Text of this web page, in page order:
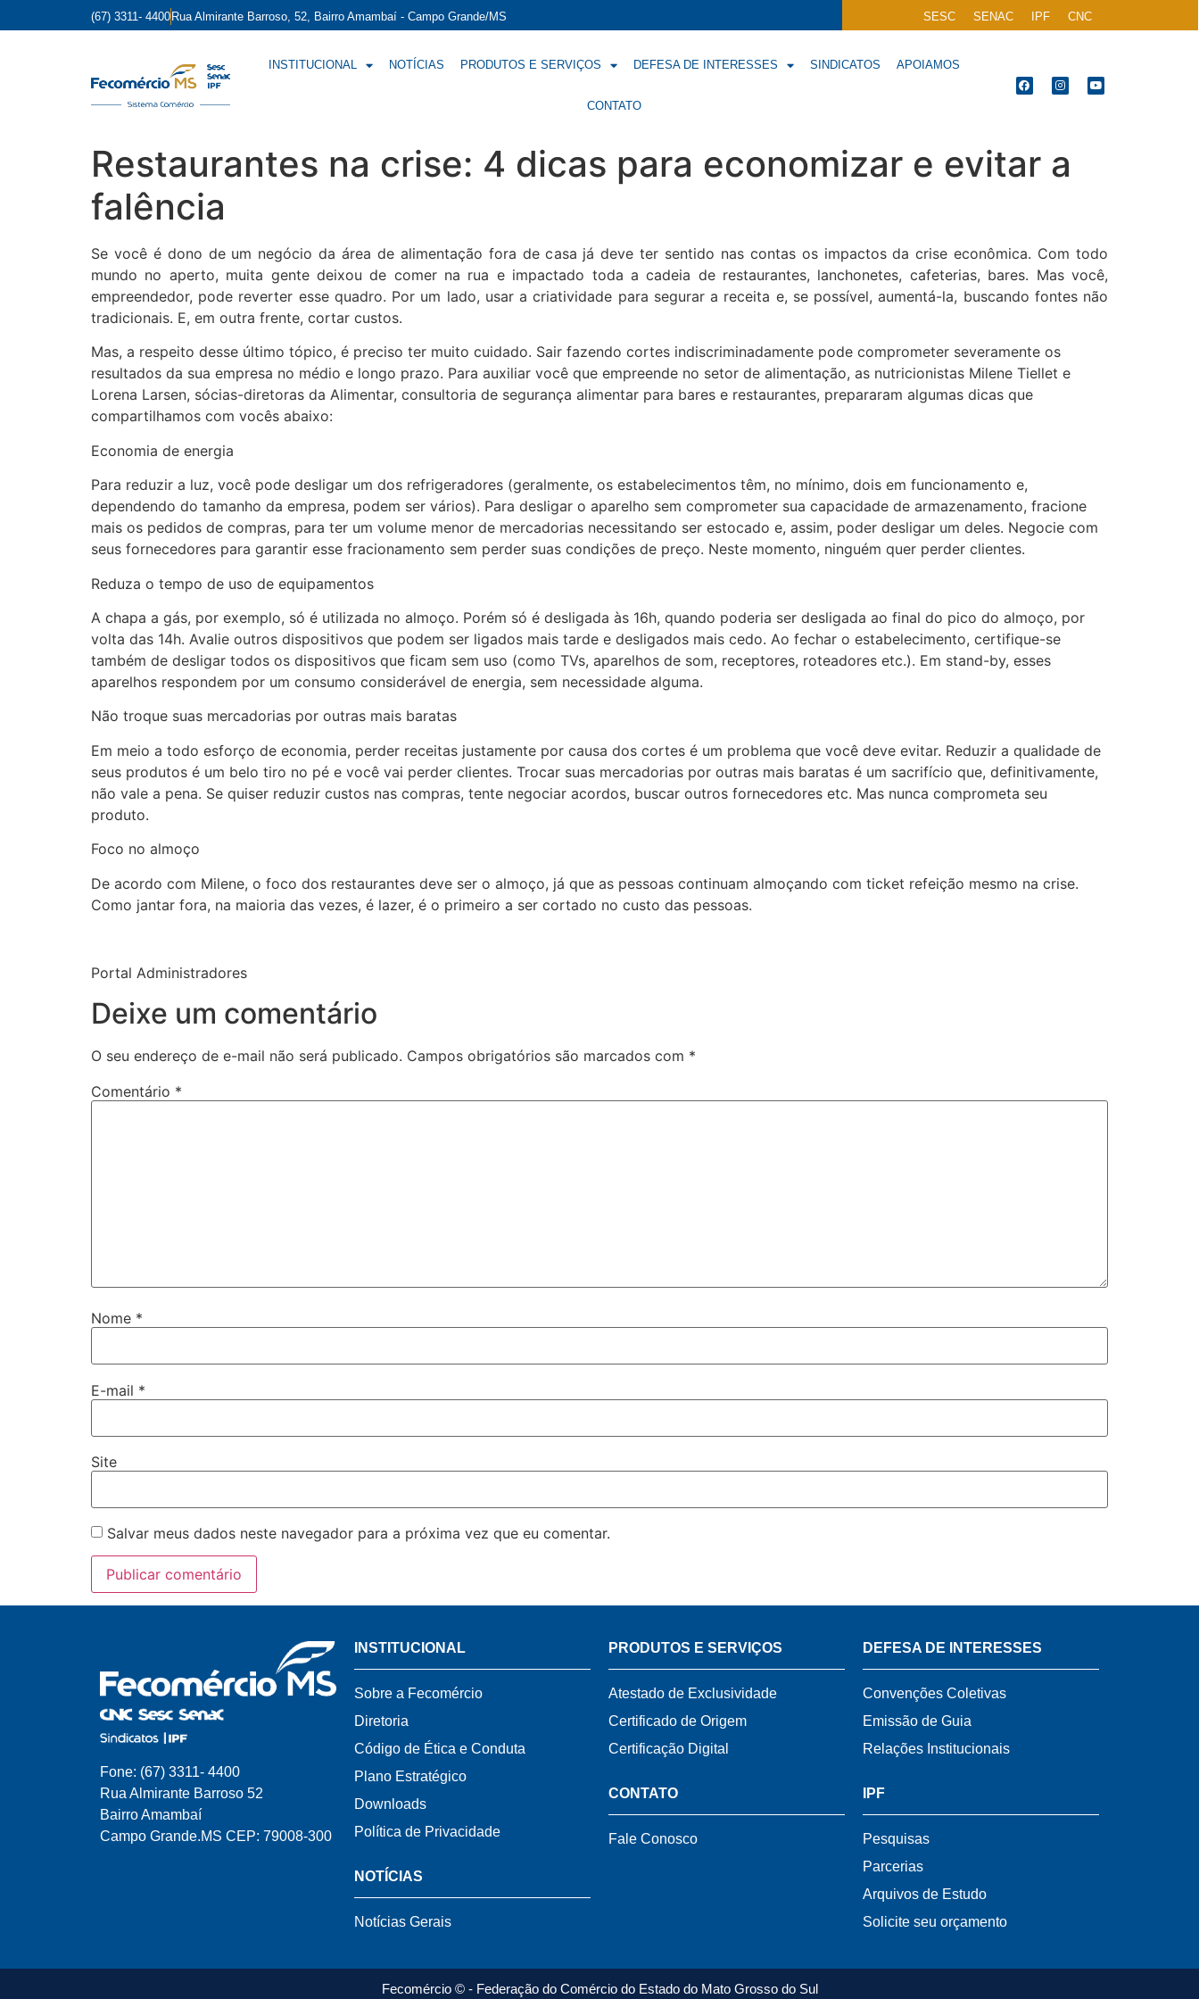
(67) 3311- 4400 Rua Almirante Barroso, 52, Bairro Amambaí - Campo Grande/MS SESC SENAC IPF CNC
INSTITUCIONAL NOTÍCIAS PRODUTOS E SERVIÇOS DEFESA DE INTERESSES SINDICATOS APOIAMOS
CONTATO
Restaurantes na crise: 4 dicas para economizar e evitar a
falência
Se você é dono de um negócio da área de alimentação fora de casa já deve ter sentido nas contas os impactos da crise econômica. Com todo
mundo no aperto, muita gente deixou de comer na rua e impactado toda a cadeia de restaurantes, lanchonetes, cafeterias, bares. Mas você,
empreendedor, pode reverter esse quadro. Por um lado, usar a criatividade para segurar a receita e, se possível, aumentá-la, buscando fontes não
tradicionais. E, em outra frente, cortar custos.
Mas, a respeito desse último tópico, é preciso ter muito cuidado. Sair fazendo cortes indiscriminadamente pode comprometer severamente os
resultados da sua empresa no médio e longo prazo. Para auxiliar você que empreende no setor de alimentação, as nutricionistas Milene Tiellet e
Lorena Larsen, sócias-diretoras da Alimentar, consultoria de segurança alimentar para bares e restaurantes, prepararam algumas dicas que
compartilhamos com vocês abaixo:
Economia de energia
Para reduzir a luz, você pode desligar um dos refrigeradores (geralmente, os estabelecimentos têm, no mínimo, dois em funcionamento e,
dependendo do tamanho da empresa, podem ser vários). Para desligar o aparelho sem comprometer sua capacidade de armazenamento, fracione
mais os pedidos de compras, para ter um volume menor de mercadorias necessitando ser estocado e, assim, poder desligar um deles. Negocie com
seus fornecedores para garantir esse fracionamento sem perder suas condições de preço. Neste momento, ninguém quer perder clientes.
Reduza o tempo de uso de equipamentos
A chapa a gás, por exemplo, só é utilizada no almoço. Porém só é desligada às 16h, quando poderia ser desligada ao final do pico do almoço, por
volta das 14h. Avalie outros dispositivos que podem ser ligados mais tarde e desligados mais cedo. Ao fechar o estabelecimento, certifique-se
também de desligar todos os dispositivos que ficam sem uso (como TVs, aparelhos de som, receptores, roteadores etc.). Em stand-by, esses
aparelhos respondem por um consumo considerável de energia, sem necessidade alguma.
Não troque suas mercadorias por outras mais baratas
Em meio a todo esforço de economia, perder receitas justamente por causa dos cortes é um problema que você deve evitar. Reduzir a qualidade de
seus produtos é um belo tiro no pé e você vai perder clientes. Trocar suas mercadorias por outras mais baratas é um sacrifício que, definitivamente,
não vale a pena. Se quiser reduzir custos nas compras, tente negociar acordos, buscar outros fornecedores etc. Mas nunca comprometa seu
produto.
Foco no almoço
De acordo com Milene, o foco dos restaurantes deve ser o almoço, já que as pessoas continuam almoçando com ticket refeição mesmo na crise.
Como jantar fora, na maioria das vezes, é lazer, é o primeiro a ser cortado no custo das pessoas.
Portal Administradores
Deixe um comentário
O seu endereço de e-mail não será publicado. Campos obrigatórios são marcados com *
Comentário *
Nome *
E-mail *
Site
Salvar meus dados neste navegador para a próxima vez que eu comentar.
Fone: (67) 3311- 4400
Rua Almirante Barroso 52
Bairro Amambaí
Campo Grande.MS CEP: 79008-300
INSTITUCIONAL
Sobre a Fecomércio
Diretoria
Código de Ética e Conduta
Plano Estratégico
Downloads
Política de Privacidade
NOTÍCIAS
Notícias Gerais
PRODUTOS E SERVIÇOS
Atestado de Exclusividade
Certificado de Origem
Certificação Digital
CONTATO
Fale Conosco
DEFESA DE INTERESSES
Convenções Coletivas
Emissão de Guia
Relações Institucionais
IPF
Pesquisas
Parcerias
Arquivos de Estudo
Solicite seu orçamento
Fecomércio © - Federação do Comércio do Estado do Mato Grosso do Sul